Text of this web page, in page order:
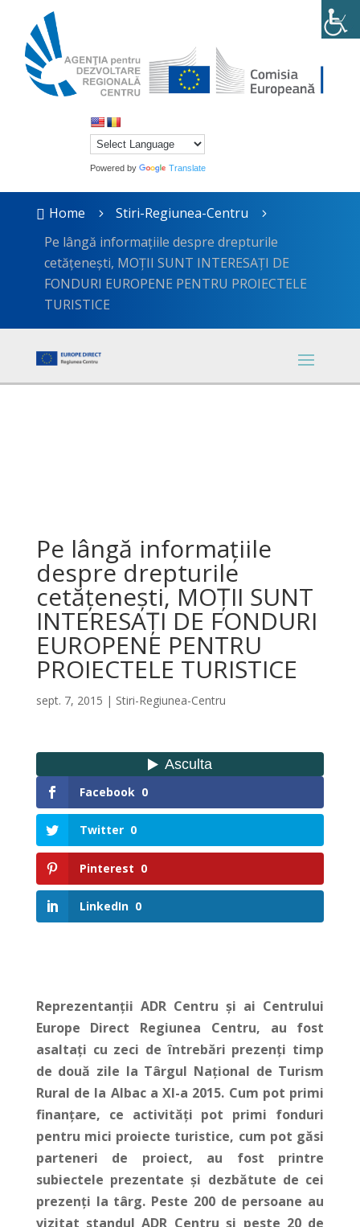
Powered by Translate
 Home 5 Stiri-Regiunea-Centru 5
Pe lângă informațiile despre drepturile
cetățenești, MOȚII SUNT INTERESAȚI DE
FONDURI EUROPENE PENTRU PROIECTELE
TURISTICE
Pe lângă informațiile
despre drepturile
cetățenești, MOȚII SUNT
INTERESAȚI DE FONDURI
EUROPENE PENTRU
PROIECTELE TURISTICE
sept. 7, 2015 | Stiri-Regiunea-Centru
Facebook 0
Twitter 0
Pinterest 0
LinkedIn 0
Reprezentanții ADR Centru și ai Centrului
Europe Direct Regiunea Centru, au fost
asaltați cu zeci de întrebări prezenți timp
de două zile la Târgul Național de Turism
Rural de la Albac a XI-a 2015. Cum pot primi
finanțare, ce activități pot primi fonduri
pentru mici proiecte turistice, cum pot găsi
parteneri de proiect, au fost printre
subiectele prezentate și dezbătute de cei
prezenți la târg. Peste 200 de persoane au
vizitat standul ADR Centru și peste 20 de